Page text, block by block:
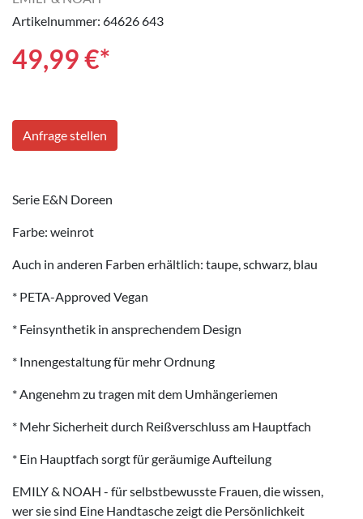
Artikelnummer: 64626 643
49,99€*
Anfrage stellen
Serie E&N Doreen
Farbe: weinrot
Auch in anderen Farben erhältlich: taupe, schwarz, blau
* PETA-Approved Vegan
* Feinsynthetik in ansprechendem Design
* Innengestaltung für mehr Ordnung
* Angenehm zu tragen mit dem Umhängeriemen
* Mehr Sicherheit durch Reißverschluss am Hauptfach
* Ein Hauptfach sorgt für geräumige Aufteilung
EMILY & NOAH - für selbstbewusste Frauen, die wissen,
wer sie sind Eine Handtasche zeigt die Persönlichkeit